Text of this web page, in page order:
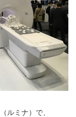
ルミナ）で、